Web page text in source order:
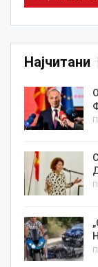
Најчитани